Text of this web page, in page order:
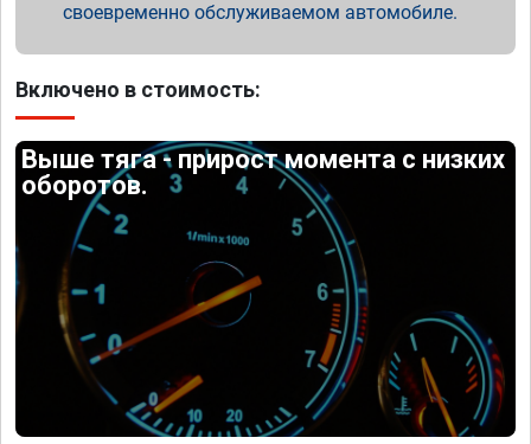
своевременно обслуживаемом автомобиле.
Включено в стоимость:
Выше тяга - прирост момента с низких
оборотов.